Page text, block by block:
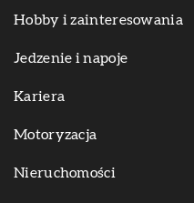
Hobby i zainteresowania
Jedzenie i napoje
Kariera
Motoryzacja
Nieruchomości